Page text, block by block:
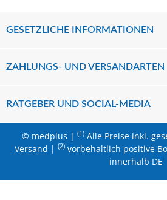
GESETZLICHE INFORMATIONEN
ZAHLUNGS- UND VERSANDARTEN
RATGEBER UND SOCIAL-MEDIA
© medplus | (1)Alle Preise inkl.
Versand | (2)vorbehaltlich positive
innerhalb DE